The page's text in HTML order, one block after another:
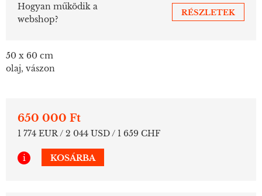
Hogyan működik a
webshop?
RÉSZLETEK
50 x 60 cm
olaj, vászon
650 000 Ft
1 774 EUR / 2 044 USD / 1 659 CHF
i KOSÁRBA